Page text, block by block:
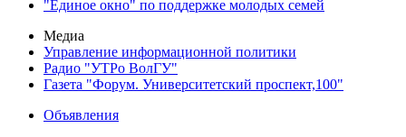
"Единое окно" по поддержке молодых семей
Медиа
Управление информационной политики
Радио "УТРо ВолГУ"
Газета "Форум. Университетский проспект,100"
Объявления